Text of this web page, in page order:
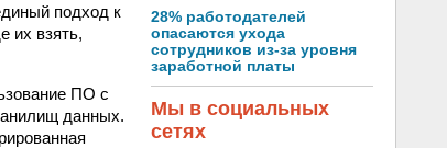
подход к
их взять,
ПО с
данных.
28% работодателей
опасаются ухода
сотрудников из-за уровня
заработной платы
Мы в социальных
сетях